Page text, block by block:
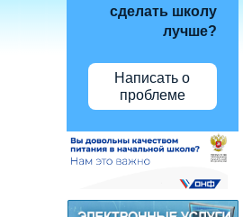
сделать школу
лучше?
Написать о
проблеме